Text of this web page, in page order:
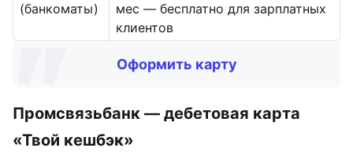
(банкоматы)
мес — бесплатно для зарплатных
клиентов
Оформить карту
Промсвязьбанк — дебетовая карта
«Твой кешбэк»